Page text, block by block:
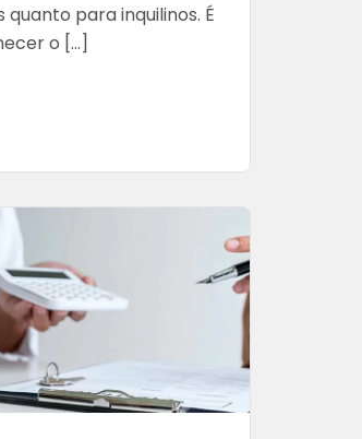
para inquilinos. É
o […]